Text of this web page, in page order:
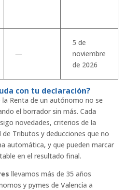
—
5 de
noviembre
de 2026
con tu declaración?
la Renta de un autónomo no se
el borrador sin más. Cada
novedades, criterios de la
de Tributos y deducciones que no
automática, y que pueden marcar
en el resultado final.
llevamos más de 35 años
y pymes de Valencia a